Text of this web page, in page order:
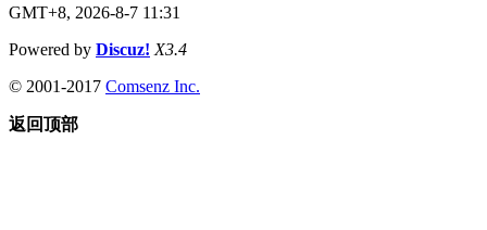
GMT+8, 2026-8-7 11:31
Powered by Discuz! X3.4
© 2001-2017 Comsenz Inc.
返回顶部